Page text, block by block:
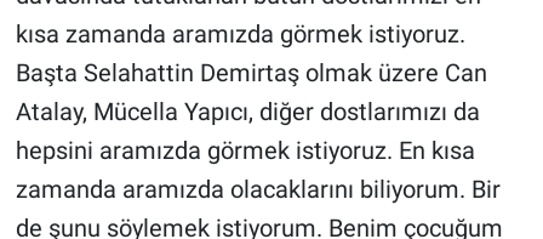
kısa zamanda aramızda görmek istiyoruz.
Başta Selahattin Demirtaş olmak üzere Can
Atalay, Mücella Yapıcı, diğer dostlarımızı da
hepsini aramızda görmek istiyoruz. En kısa
zamanda aramızda olacaklarını biliyorum. Bir
de şunu söylemek istiyorum. Benim çocuğum